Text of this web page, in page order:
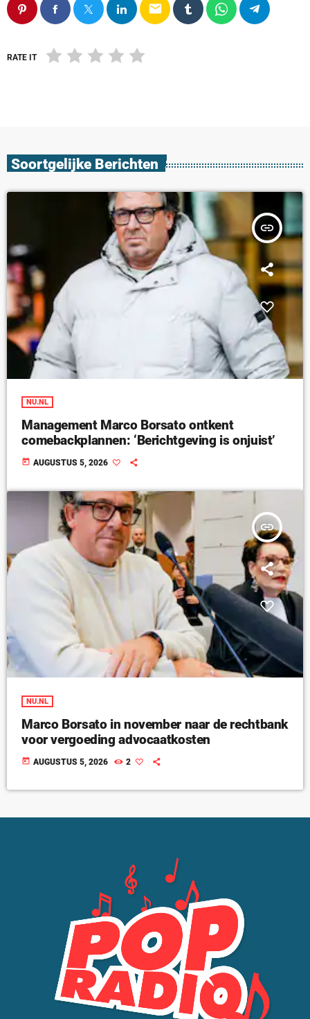
email
RATE IT
Soortgelijke Berichten
insert_link
NU.NL
Management Marco Borsato ontkent
comebackplannen: ‘Berichtgeving is onjuist’
today AUGUSTUS 5, 2026
insert_link
NU.NL
Marco Borsato in november naar de rechtbank
voor vergoeding advocaatkosten
today AUGUSTUS 5, 2026 2